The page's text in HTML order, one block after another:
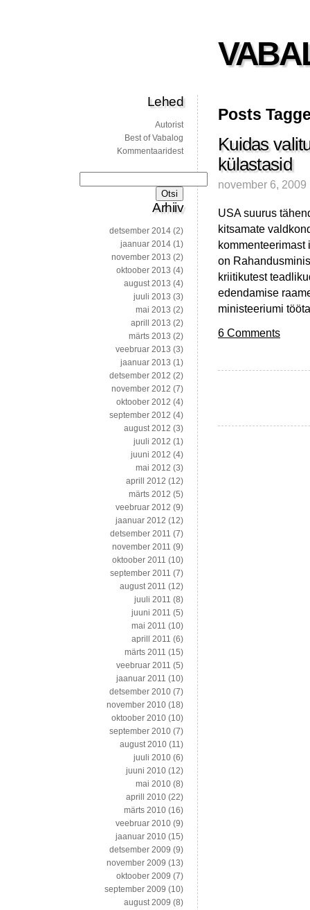
Posts
Kuidas
külastasid
november 6, 2009
USA suurus
kitsamate
on
kriitikutest
edendamise
ministeeriumi
6 Comments
Lehed
Autorist
Best of Vabalog
Kommentaaridest
Arhiiv
detsember 2014 (2)
jaanuar 2014 (1)
november 2013 (2)
oktoober 2013 (4)
august 2013 (4)
juuli 2013 (3)
mai 2013 (2)
aprill 2013 (2)
märts 2013 (2)
veebruar 2013 (3)
jaanuar 2013 (1)
detsember 2012 (2)
november 2012 (7)
oktoober 2012 (4)
september 2012 (4)
august 2012 (3)
juuli 2012 (1)
juuni 2012 (4)
mai 2012 (3)
aprill 2012 (12)
märts 2012 (5)
veebruar 2012 (9)
jaanuar 2012 (12)
detsember 2011 (7)
november 2011 (9)
oktoober 2011 (10)
september 2011 (7)
august 2011 (12)
juuli 2011 (8)
juuni 2011 (5)
mai 2011 (10)
aprill 2011 (6)
märts 2011 (15)
veebruar 2011 (5)
jaanuar 2011 (10)
detsember 2010 (7)
november 2010 (18)
oktoober 2010 (10)
september 2010 (7)
august 2010 (11)
juuli 2010 (6)
juuni 2010 (12)
mai 2010 (8)
aprill 2010 (22)
märts 2010 (16)
veebruar 2010 (9)
jaanuar 2010 (15)
detsember 2009 (9)
november 2009 (13)
oktoober 2009 (7)
september 2009 (10)
august 2009 (8)